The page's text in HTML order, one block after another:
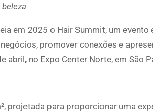
em 2025 o Hair Summit, um evento
promover conexões e
no Expo Center Norte, em São
projetada para proporcionar uma